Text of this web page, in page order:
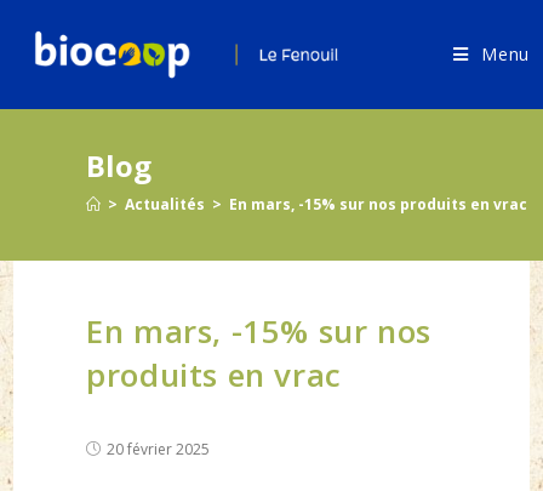
content
Menu
Blog
> Actualités > En mars, -15% sur nos produits en vrac
En mars, -15% sur nos
produits en vrac
Post20 février 2025